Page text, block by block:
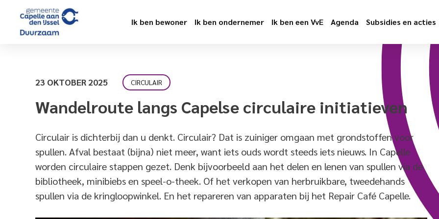
Ik ben bewoner Ik ben ondernemer Ik ben een VvE Agenda Subsidies en acties
23 OKTOBER 2025 CIRCULAIR
Wandelroute langs Capelse circulaire initiatieven
Circulair is dichterbij dan u denkt. Circulair? Dat is zuiniger omgaan met grondstoffen voor
spullen.Afval bestaat (bijna) niet meer, want iets ouds wordt steeds iets nieuws. In Capelle
worden circulaire stappen gezet. Denk bijvoorbeeld aan het delen en lenen van spullen via de
bibliotheek, minibiebsen speel-o-theek. Of het verkopen van herbruikbare, tweedehands
spullen via de kringloopwinkel. En het repareren van apparaten bij het Repair Café Capelle.